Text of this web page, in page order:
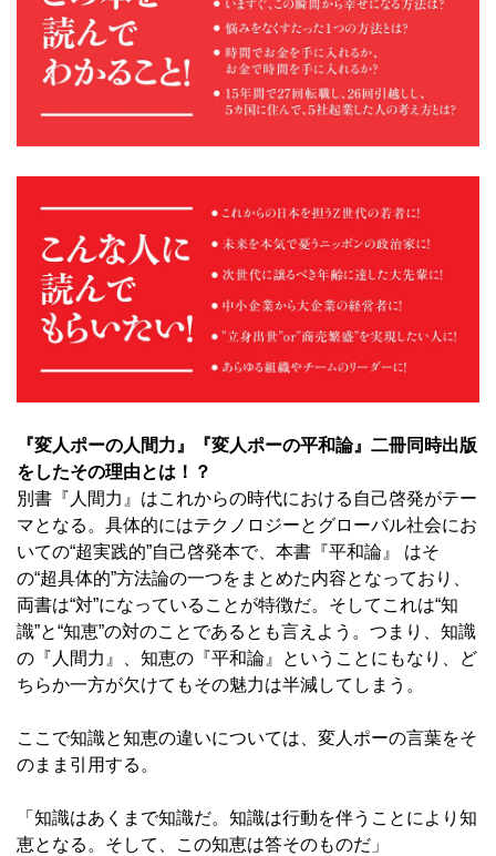
『変人ポーの人間力』『変人ポーの平和論』二冊同時出版
をしたその理由とは！？
別書『人間力』はこれからの時代における自己啓発がテー
マとなる。具体的にはテクノロジーとグローバル社会にお
いての“超実践的”自己啓発本で、本書『平和論』 はそ
の“超具体的”方法論の一つをまとめた内容となっており、
両書は“対”になっていることが特徴だ。そしてこれは“知
識”と“知恵”の対のことであるとも言えよう。つまり、知識
の『人間力』、知恵の『平和論』ということにもなり、ど
ちらか一方が欠けてもその魅力は半減してしまう。
ここで知識と知恵の違いについては、変人ポーの言葉をそ
のまま引用する。
「知識はあくまで知識だ。知識は行動を伴うことにより知
恵となる。そして、この知恵は答そのものだ」